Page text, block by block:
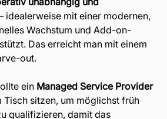
idealerweise mit einer modernen,
Wachstum und Add-on-
Das erreicht man mit einem
out.
ein Managed Service Provider
Tisch sitzen, um möglichst früh
qualifizieren, damit das